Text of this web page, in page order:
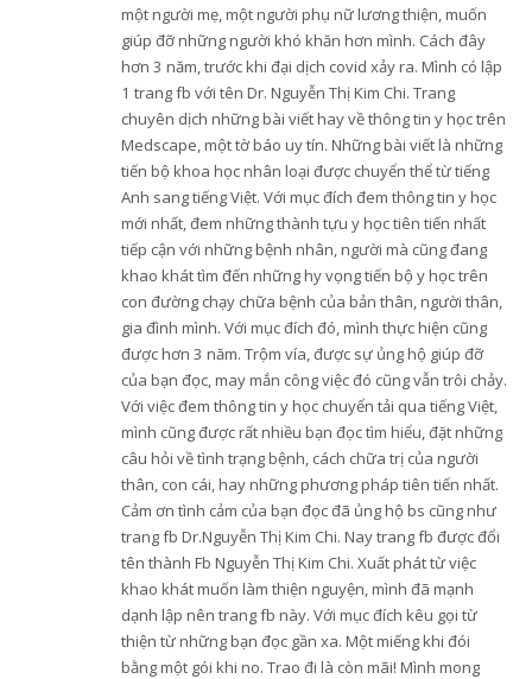
một người mẹ, một người phụ nữ lương thiện, muốn
giúp đỡ những người khó khăn hơn mình. Cách đây
hơn 3 năm, trước khi đại dịch covid xảy ra. Mình có lập
1 trang fb với tên Dr. Nguyễn Thị Kim Chi. Trang
chuyên dịch những bài viết hay về thông tin y học trên
Medscape, một tờ báo uy tín. Những bài viết là những
tiến bộ khoa học nhân loại được chuyển thể từ tiếng
Anh sang tiếng Việt. Với mục đích đem thông tin y học
mới nhất, đem những thành tựu y học tiên tiến nhất
tiếp cận với những bệnh nhân, người mà cũng đang
khao khát tìm đến những hy vọng tiến bộ y học trên
con đường chạy chữa bệnh của bản thân, người thân,
gia đình mình. Với mục đích đó, mình thực hiện cũng
được hơn 3 năm. Trộm vía, được sự ủng hộ giúp đỡ
của bạn đọc, may mắn công việc đó cũng vẫn trôi chảy.
Với việc đem thông tin y học chuyển tải qua tiếng Việt,
mình cũng được rất nhiều bạn đọc tìm hiểu, đặt những
câu hỏi về tình trạng bệnh, cách chữa trị của người
thân, con cái, hay những phương pháp tiên tiến nhất.
Cảm ơn tình cảm của bạn đọc đã ủng hộ bs cũng như
trang fb Dr.Nguyễn Thị Kim Chi. Nay trang fb được đổi
tên thành Fb Nguyễn Thị Kim Chi. Xuất phát từ việc
khao khát muốn làm thiện nguyện, mình đã mạnh
dạnh lập nên trang fb này. Với mục đích kêu gọi từ
thiện từ những bạn đọc gần xa. Một miếng khi đói
bằng một gói khi no. Trao đi là còn mãi! Mình mong